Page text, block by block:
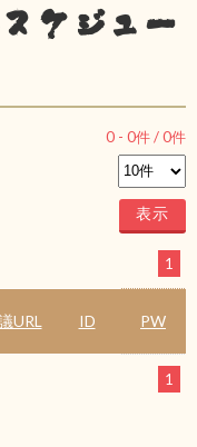
ケジュー
0 - 0件 /0件
1
URL ID PW
1